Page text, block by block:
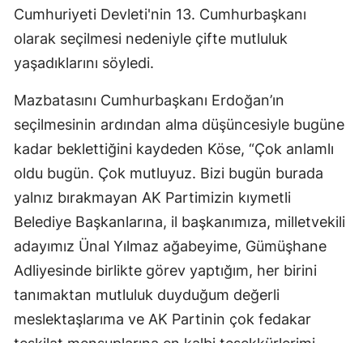
Kütahya
Malatya
Kahramanmaraş
Mardin
Muğla
Nevşehir
Niğde
Ordu
Cumhuriyeti Devleti'nin 13. Cumhurbaşkanı
olarak seçilmesi nedeniyle çifte mutluluk
yaşadıklarını söyledi.
Mazbatasını Cumhurbaşkanı Erdoğan’ın
seçilmesinin ardından alma düşüncesiyle bugüne
kadar beklettiğini kaydeden Köse, “Çok anlamlı
oldu bugün. Çok mutluyuz. Bizi bugün burada
yalnız bırakmayan AK Partimizin kıymetli
Belediye Başkanlarına, il başkanımıza, milletvekili
adayımız Ünal Yılmaz ağabeyime, Gümüşhane
Adliyesinde birlikte görev yaptığım, her birini
tanımaktan mutluluk duyduğum değerli
meslektaşlarıma ve AK Partinin çok fedakar